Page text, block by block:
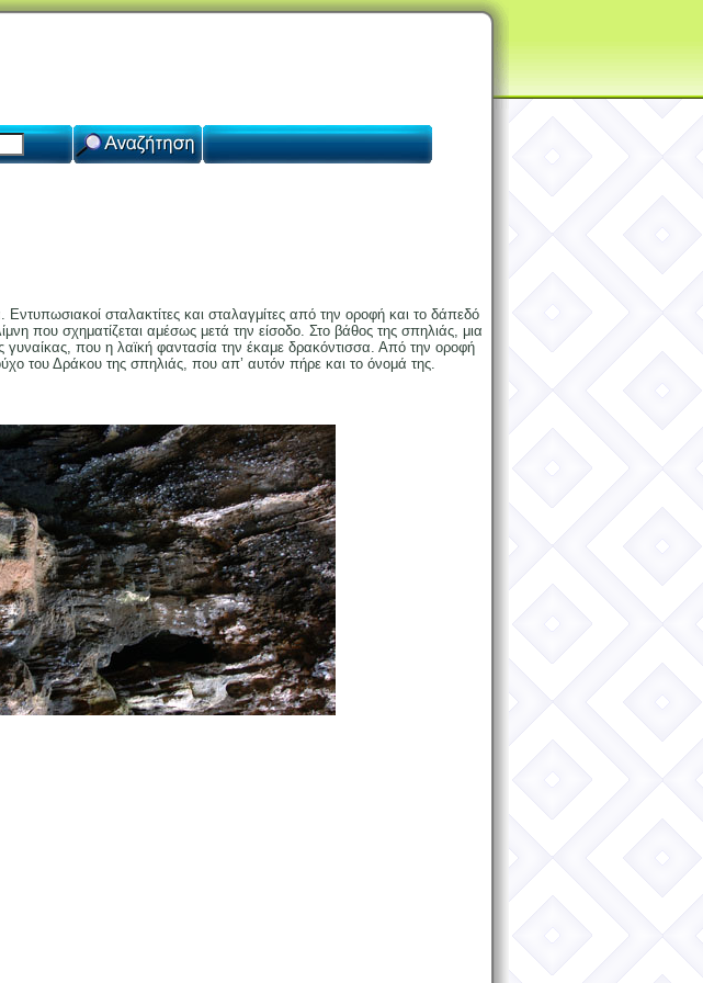
σταλακτίτες και σταλαγμίτες από την οροφή και το δάπεδό
που σχηματίζεται αμέσως μετά την είσοδο. Στο βάθος της σπηλιάς, μια
γυναίκας, που η λαϊκή φαντασία την έκαμε δρακόντισσα. Από την οροφή
του Δράκου της σπηλιάς, που απ’ αυτόν πήρε και το όνομά της.